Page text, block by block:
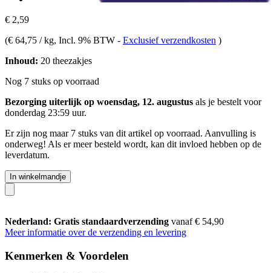
€ 2,59
(€ 64,75 / kg, Incl. 9% BTW - Exclusief verzendkosten )
Inhoud: 20 theezakjes
Nog 7 stuks op voorraad
Bezorging uiterlijk op woensdag, 12. augustus als je bestelt voor
donderdag 23:59 uur.
Er zijn nog maar 7 stuks van dit artikel op voorraad. Aanvulling is
onderweg! Als er meer besteld wordt, kan dit invloed hebben op de
leverdatum.
In winkelmandje
Nederland: Gratis standaardverzending vanaf € 54,90
Meer informatie over de verzending en levering
Kenmerken & Voordelen